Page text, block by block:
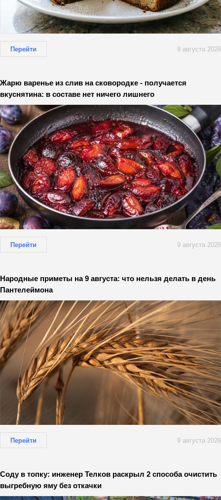
Перейти 9 августа 2026
Жарю варенье из слив на сковородке - получается
вкуснятина: в составе нет ничего лишнего
Перейти 9 августа 2026
Народные приметы на 9 августа: что нельзя делать в день
Пантелеймона
Перейти 9 августа 2026
Соду в топку: инженер Телков раскрыл 2 способа очистить
выгребную яму без откачки